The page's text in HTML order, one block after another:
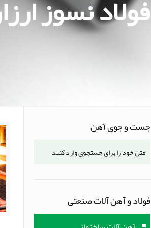
فولاد نسوز
جست و جوی آهن
فولاد و آهن آلات صنعتی